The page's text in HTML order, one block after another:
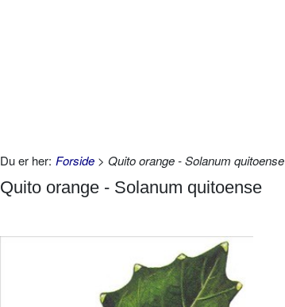
Du er her: Forside > Quito orange - Solanum quitoense
Quito orange - Solanum quitoense